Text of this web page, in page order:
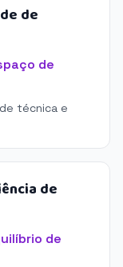
de
de
técnica e
de
de